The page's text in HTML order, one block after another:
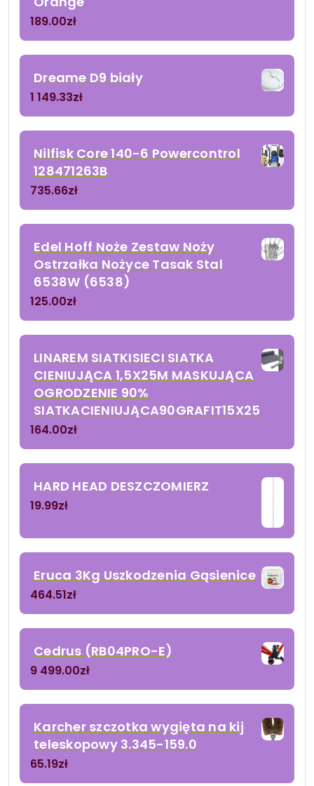
189.00zł
Dreame D9 biały
1 149.33zł
Nilfisk Core 140-6 Powercontrol
128471263B
735.66zł
Edel Hoff Noże Zestaw Noży
Ostrzałka Nożyce Tasak Stal
6538W (6538)
125.00zł
LINAREM SIATKISIECI SIATKA
CIENIUJĄCA 1,5X25M MASKUJĄCA
OGRODZENIE 90%
SIATKACIENIUJĄCA90GRAFIT15X25
164.00zł
HARD HEAD DESZCZOMIERZ
19.99zł
Eruca 3Kg Uszkodzenia Gąsienice
464.51zł
Cedrus (RB04PRO-E)
9 499.00zł
Karcher szczotka wygięta na kij
teleskopowy 3.345-159.0
65.19zł